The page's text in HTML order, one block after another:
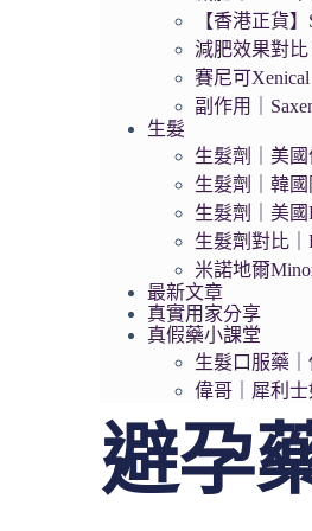
【香港正貨
減肥效果對
賽尼可
副作用｜
生髮
生髮劑｜美國
生髮劑｜韓國
生髮劑｜美國
生髮劑對比｜
米諾地爾
最新文章
真實用家分享
真假藥小課堂
生髮口服藥
偉哥｜犀利士
避孕